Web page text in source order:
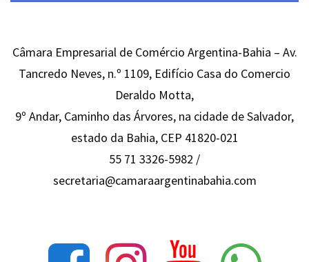
Câmara Empresarial de Comércio Argentina-Bahia – Av.
Tancredo Neves, n.º 1109, Edifício Casa do Comercio
Deraldo Motta,
9º Andar, Caminho das Árvores, na cidade de Salvador,
estado da Bahia, CEP 41820-021
55 71 3326-5982 /
secretaria@camaraargentinabahia.com